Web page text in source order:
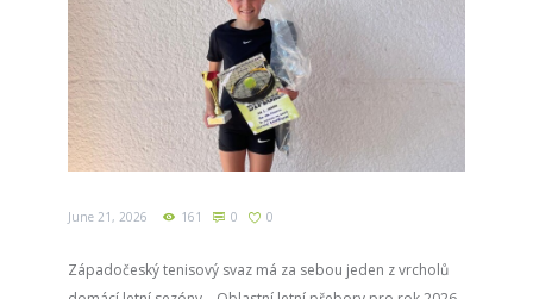
June 21, 2026 161 0 0
Západočeský tenisový svaz má za sebou jeden z vrcholů